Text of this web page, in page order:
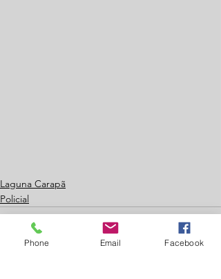
Laguna Carapã
Policial
Phone Email Facebook